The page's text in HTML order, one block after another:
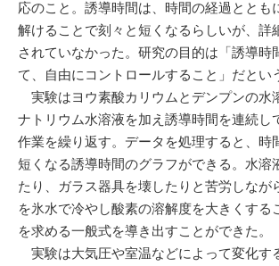
応のこと。誘導時間は、時間の経過ととも
解けることで刻々と短くなるらしいが、詳
されていなかった。研究の目的は「誘導時
て、自由にコントロールすること」だとい
実験はヨウ素酸カリウムとデンプンの水
ナトリウム水溶液を加え誘導時間を連続し
作業を繰り返す。データを処理すると、時
短くなる誘導時間のグラフができる。水溶
たり、ガラス器具を壊したりと苦労しなが
を氷水で冷やし酸素の溶解度を大きくする
を求める一般式を導き出すことができた。
実験は大気圧や室温などによって変化す